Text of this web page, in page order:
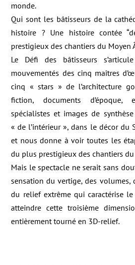
monde.
Qui sont les bâtisseurs de la
histoire ? Une histoire contée
prestigieux des chantiers du Moyen
Le Défi des bâtisseurs
mouvementés des cinq maîtres
cinq « stars » de l’architecture
fiction, documents d’époque,
spécialistes et images de
« de l’intérieur », dans le décor du
et nous donne à voir toutes les
du plus prestigieux des chantiers du
Mais le spectacle ne serait sans
sensation du vertige, des volumes,
du relief extrême qui caractérise le
atteindre cette troisième
entièrement tourné en 3D-relief.